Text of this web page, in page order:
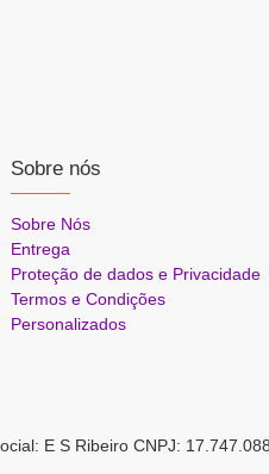
Sobre nós
Sobre Nós
Entrega
Proteção de dados e Privacidade
Termos e Condições
Personalizados
E S Ribeiro CNPJ: